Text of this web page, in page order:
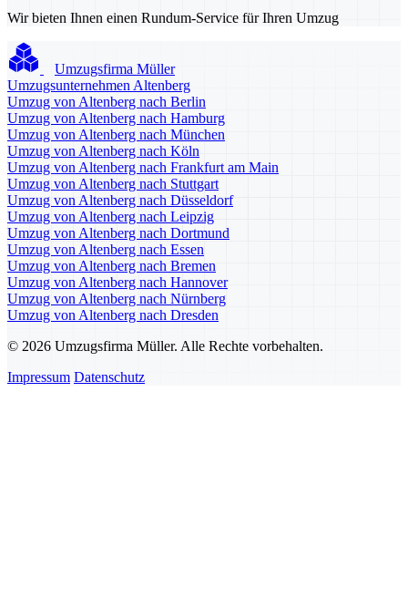
Wir bieten Ihnen einen Rundum-Service für Ihren Umzug
Umzugsfirma Müller
Umzugsunternehmen Altenberg
Umzug von Altenberg nach Berlin
Umzug von Altenberg nach Hamburg
Umzug von Altenberg nach München
Umzug von Altenberg nach Köln
Umzug von Altenberg nach Frankfurt am Main
Umzug von Altenberg nach Stuttgart
Umzug von Altenberg nach Düsseldorf
Umzug von Altenberg nach Leipzig
Umzug von Altenberg nach Dortmund
Umzug von Altenberg nach Essen
Umzug von Altenberg nach Bremen
Umzug von Altenberg nach Hannover
Umzug von Altenberg nach Nürnberg
Umzug von Altenberg nach Dresden
© 2026 Umzugsfirma Müller. Alle Rechte vorbehalten.
Impressum Datenschutz